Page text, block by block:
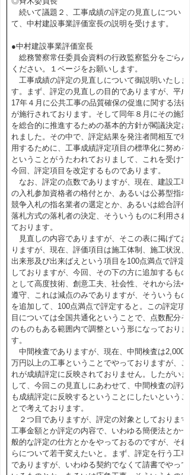
続いて議題２、工事成績の評定の見直しについ
て、中村建設事業評価室長の説明を受けます。
●中村建設事業評価室長
総務警察常任委員会資料の行政監察監分をごらん
ください。１ページをお願いします。
工事成績の評定の見直しについて御説明いたしま
す。まず、評定の見直しの目的でありますが、平成
17年４月に公共工事の品質確保の促進に関する法律
が施行されております。そして同年８月にその施策
を総合的に推進するための基本的方針が閣議決定さ
れました。その中で、評定結果を発注者間相互で利
用するために、工事成績評定項目の標準化に努める
ということがうたわれておりまして、これを受けて
今回、評定項目を改定するものであります。
なお、評定の点数でありますが、現在、建設工事
の入札参加資格者の格付とか、あるいは公募型指名
競争入札の指名業者の選定とか、あるいは総合評価
落札方式の落札者の決定、そういうものに利用され
ております。
見直しの内容でありますが、そこの表に掲げてお
りますが、現在、評価項目は施工体制、施工状況、
出来形及び出来ばえという項目を100点満点で評定
しておりますが、今回、その下の方に追加するもの
として高度技術、創意工夫、社会性、それから法令
遵守、これは減点のみでありますが、そういうもの
を追加して、100点満点で評定すると。この評定項
目については全国共通化ということで、点数配分そ
のものもある範囲内で調整という形になっておりま
す。
中間検査でありますが、現在、中間検査は2,000
万円以上の工事ということでやっておりますが、こ
れが成績評定に反映されておりません。したがいま
して、今回この見直しにあわせて、中間検査の評定
も成績評定に反映するということにしたいというこ
とで考えております。
２つ目でありますが、評定の対象としております
工事金額とか評定の内容で、いわゆる簡便法とか一
般的な評定の仕方とかをやっておるのですが、それ
らについて若干変えたいと。まず、評定を行う工事
でありますが、いわゆる契約でなくて請書でやって